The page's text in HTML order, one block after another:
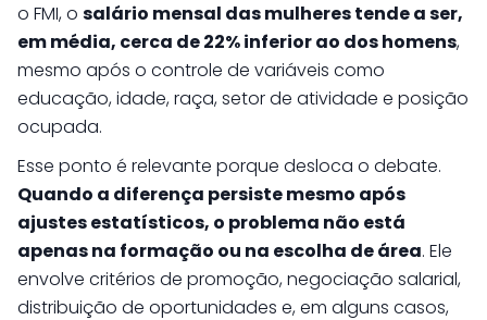
o FMI, o salário mensal das mulheres tende a ser,
em média, cerca de 22% inferior ao dos homens,
mesmo após o controle de variáveis como
educação, idade, raça, setor de atividade e posição
ocupada.
Esse ponto é relevante porque desloca o debate.
Quando a diferença persiste mesmo após
ajustes estatísticos, o problema não está
apenas na formação ou na escolha de área. Ele
envolve critérios de promoção, negociação salarial,
distribuição de oportunidades e, em alguns casos,